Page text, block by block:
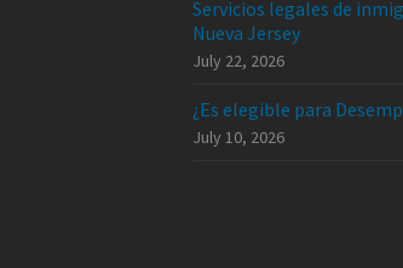
Servicios legales de
Nueva Jersey
July 22, 2026
¿Es elegible para
July 10, 2026